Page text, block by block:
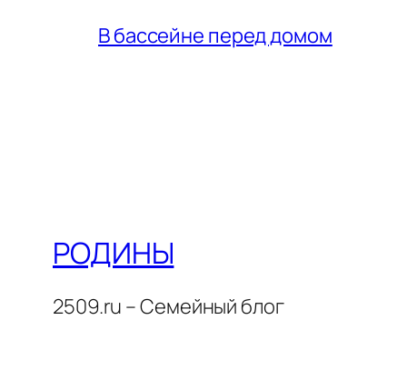
В бассейне перед домом
РОДИНЫ
2509.ru – Семейный блог